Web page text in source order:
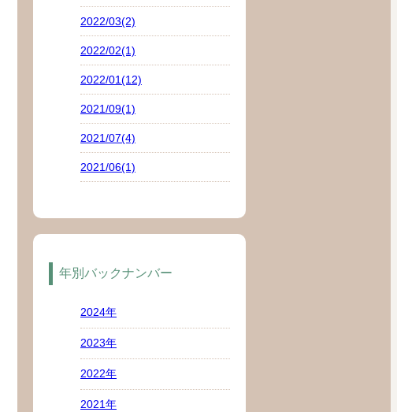
2022/03(2)
2022/02(1)
2022/01(12)
2021/09(1)
2021/07(4)
2021/06(1)
年別バックナンバー
2024年
2023年
2022年
2021年